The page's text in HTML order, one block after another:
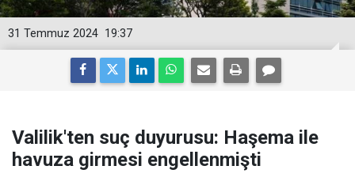
19:37
31 Temmuz 2024
Valilik'ten suç duyurusu: Haşema ile
havuza girmesi engellenmişti